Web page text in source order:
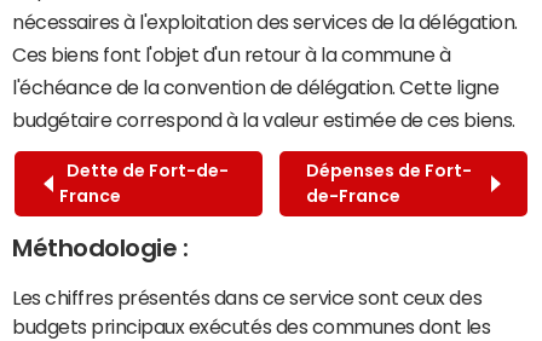
nécessaires à l'exploitation des services de la délégation.
Ces biens font l'objet d'un retour à la commune à
l'échéance de la convention de délégation. Cette ligne
budgétaire correspond à la valeur estimée de ces biens.
Dette de Fort-de-
France
Dépenses de Fort-
de-France
Méthodologie :
Les chiffres présentés dans ce service sont ceux des
budgets principaux exécutés des communes dont les